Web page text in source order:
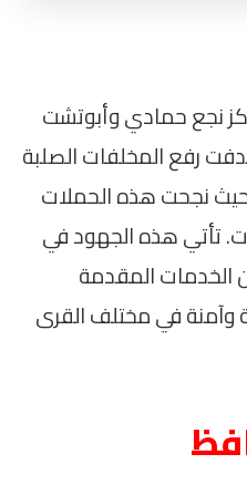
نجع حمادي وأبوتشت
رفع المخلفات الصلبة
نجحت هذه الحملات
تأتي هذه الجهود في
الخدمات المقدمة
وآمنة في مختلف القرى